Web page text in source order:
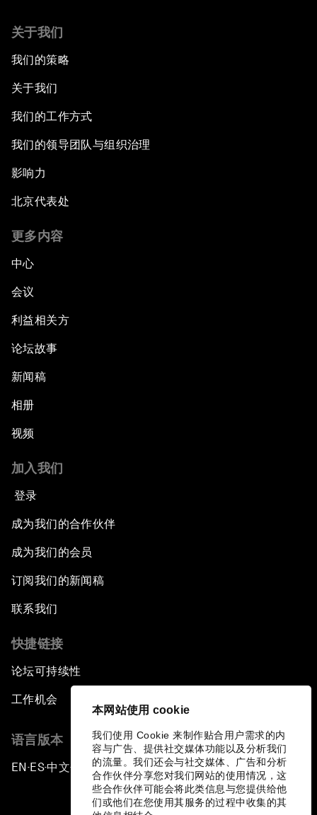
本网站使用 cookie
我们使用 Cookie 来制作贴合用户需求的内
容与广告、提供社交媒体功能以及分析我们
的流量。我们还会与社交媒体、广告和分析
合作伙伴分享您对我们网站的使用情况，这
些合作伙伴可能会将此类信息与您提供给他
们或他们在您使用其服务的过程中收集的其
关于我们
我们的策略
关于我们
我们的工作方式
我们的领导团队与组织治理
影响力
北京代表处
更多内容
中心
会议
利益相关方
论坛故事
新闻稿
相册
视频
加入我们
登录
成为我们的合作伙伴
成为我们的会员
订阅我们的新闻稿
联系我们
快捷链接
论坛可持续性
工作机会
语言版本
EN ▪ES▪中文▪ 日本語